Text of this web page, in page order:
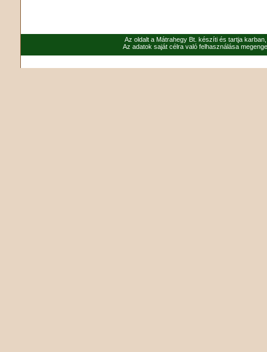
Az oldalt a Mátrahegy Bt. készíti és tartja
Az adatok saját célra való felhasználása